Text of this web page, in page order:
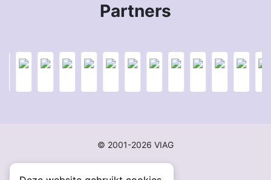
Partners
© 2001-2026 VIAG